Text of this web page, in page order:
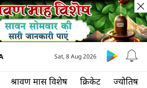
श्रावण मास विशेष क्रिकेट ज्योतिष
Sat, 8 Aug 2026